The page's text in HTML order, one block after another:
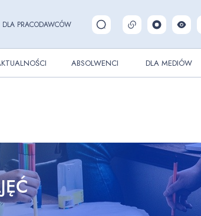
DLA PRACODAWCÓW Pokaż/ukryj wyszukiwarkę
ABSOLWENCI DLA MEDIÓW